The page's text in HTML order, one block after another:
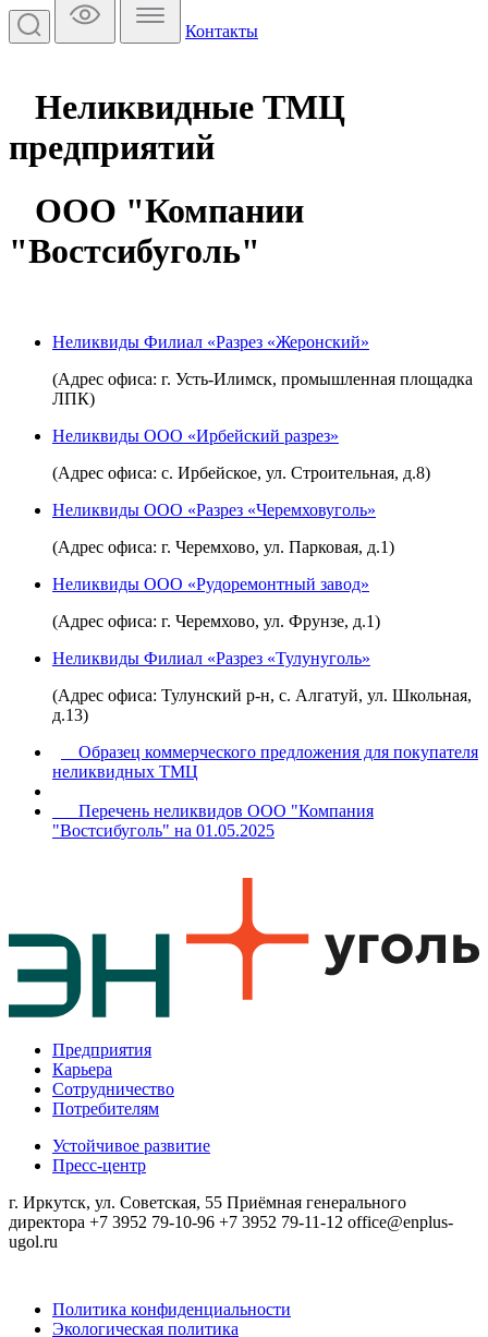
Контакты
Неликвидные ТМЦ
предприятий
ООО "Компании
"Востсибуголь"
Неликвиды Филиал «Разрез «Жеронский»
(Адрес офиса: г. Усть-Илимск, промышленная площадка
ЛПК)
Неликвиды ООО «Ирбейский разрез»
(Адрес офиса: с. Ирбейское, ул. Строительная, д.8)
Неликвиды ООО «Разрез «Черемховуголь»
(Адрес офиса: г. Черемхово, ул. Парковая, д.1)
Неликвиды ООО «Рудоремонтный завод»
(Адрес офиса: г. Черемхово, ул. Фрунзе, д.1)
Неликвиды Филиал «Разрез «Тулунуголь»
(Адрес офиса: Тулунский р-н, с. Алгатуй, ул. Школьная,
д.13)
Образец коммерческого предложения для покупателя
неликвидных ТМЦ
Перечень неликвидов ООО "Компания
"Востсибуголь" на 01.05.2025
Предприятия
Карьера
Сотрудничество
Потребителям
Устойчивое развитие
Пресс-центр
г. Иркутск, ул. Советская, 55 Приёмная генерального
директора +7 3952 79-10-96 +7 3952 79-11-12 office@enplus-
ugol.ru
Политика конфиденциальности
Экологическая политика